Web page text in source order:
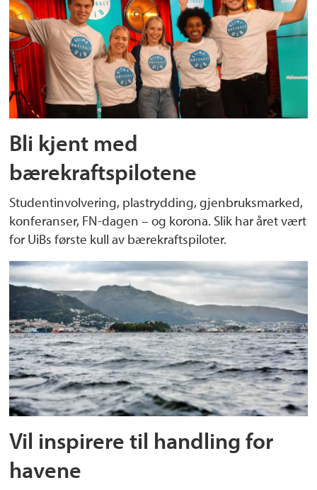
Bli kjent med
bærekraftspilotene
Studentinvolvering, plastrydding, gjenbruksmarked,
konferanser, FN-dagen – og korona. Slik har året vært
for UiBs første kull av bærekraftspiloter.
Vil inspirere til handling for
havene